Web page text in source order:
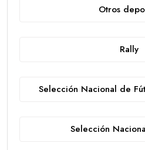
Otros
Rally
Selección Nacional de
Selección